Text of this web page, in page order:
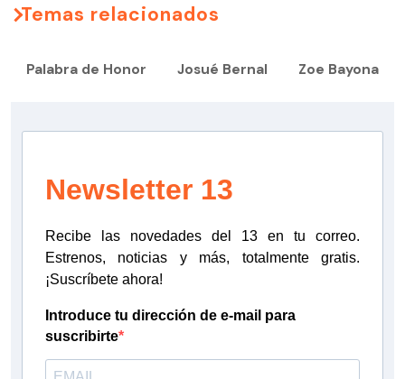
Temas relacionados
Palabra de Honor Josué Bernal Zoe Bayona
Newsletter 13
Recibe las novedades del 13 en tu correo.
Estrenos, noticias y más, totalmente gratis.
¡Suscríbete ahora!
Introduce tu dirección de e-mail para
suscribirte